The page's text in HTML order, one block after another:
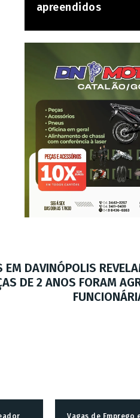
apreendidos
EM DAVINÓPOLIS
DE 2 ANOS FORAM
Vagas de Emprego